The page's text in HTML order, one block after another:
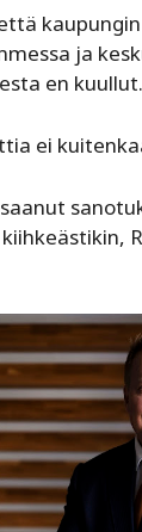
ja
en kuullut.
ei